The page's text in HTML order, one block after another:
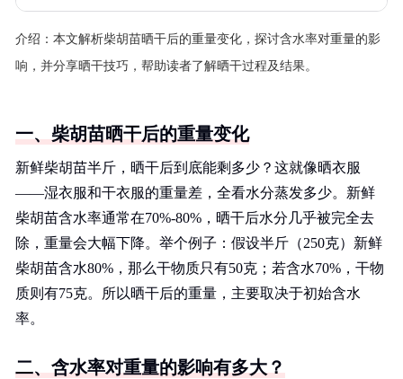
介绍： 本文解析柴胡苗晒干后的重量变化，探讨含水率对重量的影
响，并分享晒干技巧，帮助读者了解晒干过程及结果。
一、柴胡苗晒干后的重量变化
新鲜柴胡苗半斤，晒干后到底能剩多少？这就像晒衣服
——湿衣服和干衣服的重量差，全看水分蒸发多少。新鲜
柴胡苗含水率通常在70%-80%，晒干后水分几乎被完全去
除，重量会大幅下降。举个例子：假设半斤（250克）新鲜
柴胡苗含水80%，那么干物质只有50克；若含水70%，干物
质则有75克。所以晒干后的重量，主要取决于初始含水
率。
二、含水率对重量的影响有多大？